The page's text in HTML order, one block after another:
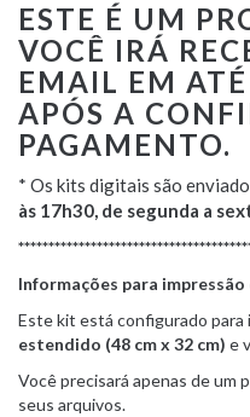
ESTE É UM
VOCÊ IRÁ
EMAIL EM
APÓS A
PAGAMENTO.
* Os kits digitais são
às 17h30, de segunda a
Informações para
Este kit está configurado para
estendido (48 cm x 32 cm) e
Você precisará apenas de um
seus arquivos.